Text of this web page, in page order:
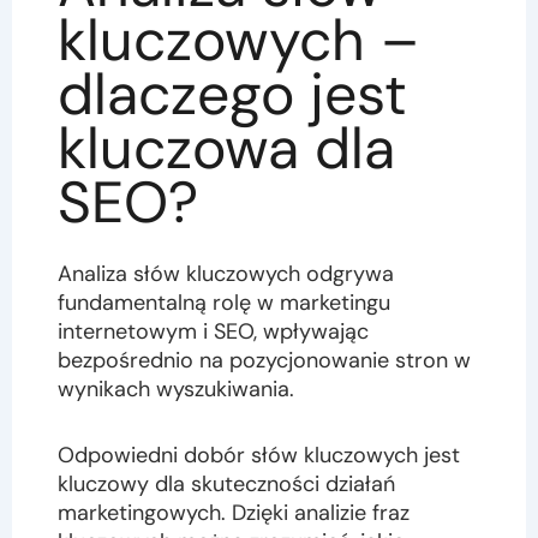
kluczowych –
dlaczego jest
kluczowa dla
SEO?
Analiza słów kluczowych odgrywa
fundamentalną rolę w marketingu
internetowym i SEO, wpływając
bezpośrednio na pozycjonowanie stron w
wynikach wyszukiwania.
Odpowiedni dobór słów kluczowych jest
kluczowy dla skuteczności działań
marketingowych. Dzięki analizie fraz